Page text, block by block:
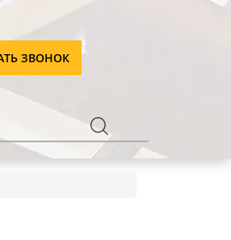
ЗВОНОК